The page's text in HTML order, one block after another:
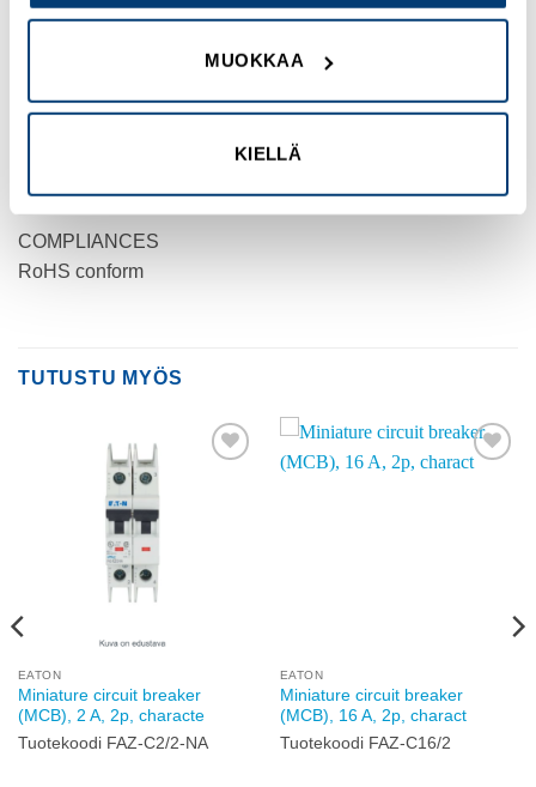
MUOKKAA
KIELLÄ
75 mm
17.5 mm
COMPLIANCES
RoHS conform
TUTUSTU MYÖS
EATON
Miniature circuit breaker
(MCB), 2 A, 2p, characte
Tuotekoodi FAZ-C2/2-NA
EATON
Miniature circuit breaker
(MCB), 16 A, 2p, charact
Tuotekoodi FAZ-C16/2